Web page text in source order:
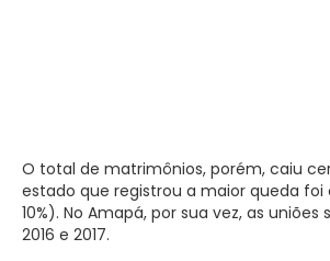
O total de matrimônios, porém, caiu
estado que registrou a maior queda foi
10%). No Amapá, por sua vez, as uniões
2016 e 2017.